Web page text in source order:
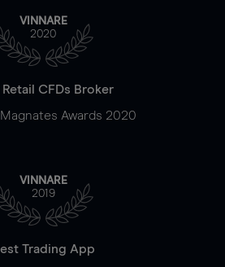
VINNARE
2020
Retail CFDs Broker
Awards 2020
VINNARE
2019
Trading App